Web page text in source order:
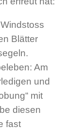
Blätter
Am
und
mit
diesen
fast